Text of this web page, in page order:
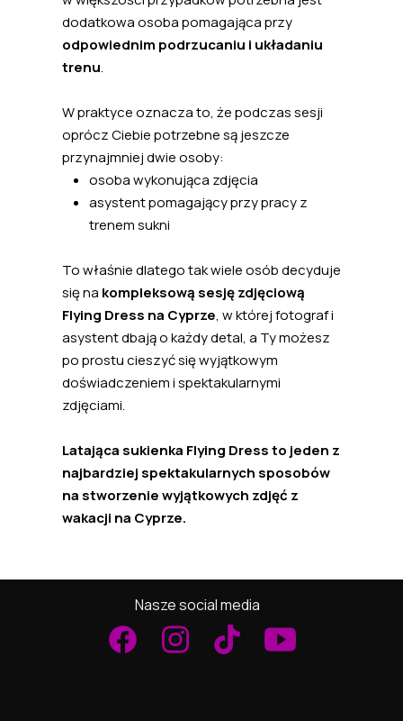
dodatkowa osoba pomagająca przy
odpowiednim podrzucaniu i układaniu
trenu.
W praktyce oznacza to, że podczas sesji
oprócz Ciebie potrzebne są jeszcze
przynajmniej dwie osoby:
osoba wykonująca zdjęcia
asystent pomagający przy pracy z
trenem sukni
To właśnie dlatego tak wiele osób decyduje
się na kompleksową sesję zdjęciową
Flying Dress na Cyprze, w której fotograf i
asystent dbają o każdy detal, a Ty możesz
po prostu cieszyć się wyjątkowym
doświadczeniem i spektakularnymi
zdjęciami.
Latająca sukienka Flying Dress to jeden z
najbardziej spektakularnych sposobów
na stworzenie wyjątkowych zdjęć z
wakacji na Cyprze.
Nasze social media